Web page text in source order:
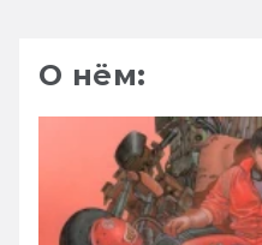
О нём: